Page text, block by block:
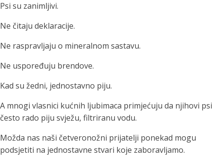
Psi su zanimljivi.
Ne čitaju deklaracije.
Ne raspravljaju o mineralnom sastavu.
Ne uspoređuju brendove.
Kad su žedni, jednostavno piju.
A mnogi vlasnici kućnih ljubimaca primjećuju da njihovi psi
često rado piju svježu, filtriranu vodu.
Možda nas naši četveronožni prijatelji ponekad mogu
podsjetiti na jednostavne stvari koje zaboravljamo.